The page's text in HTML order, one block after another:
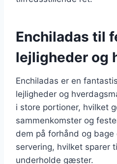
Enchiladas til
lejligheder og
Enchiladas er en
lejligheder og
i store portioner, hvilket
sammenkomster og
dem på forhånd og bage
servering, hvilket sparer
underholde gæster.